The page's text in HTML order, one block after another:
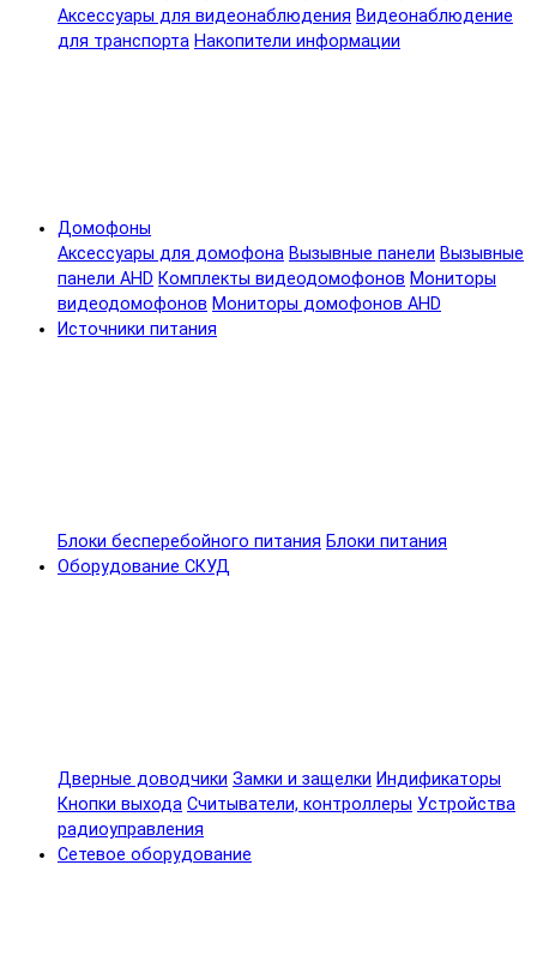
Аксессуары для видеонаблюдения Видеонаблюдение
для транспорта Накопители информации
Домофоны
Аксессуары для домофона Вызывные панели Вызывные
панели AHD Комплекты видеодомофонов Мониторы
видеодомофонов Мониторы домофонов AHD
Источники питания
Блоки бесперебойного питания Блоки питания
Оборудование СКУД
Дверные доводчики Замки и защелки Индификаторы
Кнопки выхода Считыватели, контроллеры Устройства
радиоуправления
Сетевое оборудование